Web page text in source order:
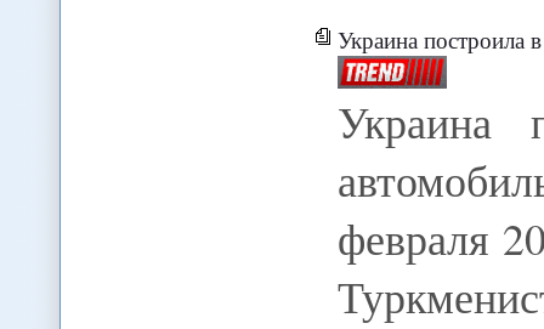
Украина построила в
Украина
февраля